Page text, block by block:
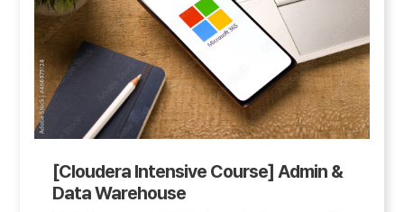
[Cloudera Intensive Course] Admin &
Data Warehouse